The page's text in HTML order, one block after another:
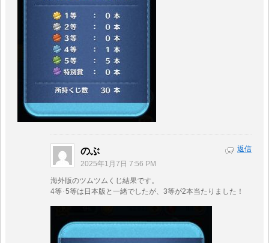
のぶ
2025年1月7日 7:56 PM
海外版のツムツムくじ結果です。
4等･5等は日本版と一緒でしたが、3等が2本当たりました！
返信